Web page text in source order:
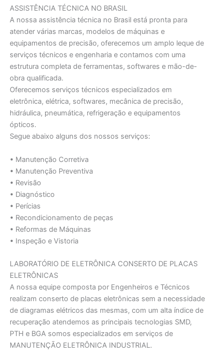
ASSISTÊNCIA TÉCNICA NO BRASIL
A nossa assistência técnica no Brasil está pronta para
atender várias marcas, modelos de máquinas e
equipamentos de precisão, oferecemos um amplo leque de
serviços técnicos e engenharia e contamos com uma
estrutura completa de ferramentas, softwares e mão-de-
obra qualificada.
Oferecemos serviços técnicos especializados em
eletrônica, elétrica, softwares, mecânica de precisão,
hidráulica, pneumática, refrigeração e equipamentos
ópticos.
Segue abaixo alguns dos nossos serviços:
• Manutenção Corretiva
• Manutenção Preventiva
• Revisão
• Diagnóstico
• Perícias
• Recondicionamento de peças
• Reformas de Máquinas
• Inspeção e Vistoria
LABORATÓRIO DE ELETRÔNICA CONSERTO DE PLACAS
ELETRÔNICAS
A nossa equipe composta por Engenheiros e Técnicos
realizam conserto de placas eletrônicas sem a necessidade
de diagramas elétricos das mesmas, com um alta índice de
recuperação atendemos as principais tecnologias SMD,
PTH e BGA somos especializados em serviços de
MANUTENÇĀO ELETRÔNICA INDUSTRIAL.